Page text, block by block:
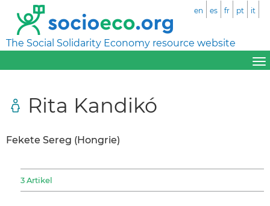
The Social Solidarity Economy resource website
en es fr pt it
Rita Kandikó
Fekete Sereg (Hongrie)
3 Artikel